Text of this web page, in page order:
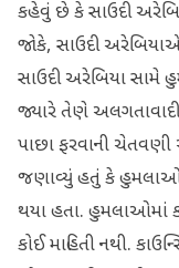
કહેવું છે કે સાઉદી
જોકે, સાઉદી
સાઉદી અરેબિયા સામે
જ્યારે તેણે
પાછા ફરવાની ચેતવણી
જણાવ્યું હતું કે હુમલાઓ
થયા હતા. હુમલાઓમાં
કોઈ માહિતી નથી.